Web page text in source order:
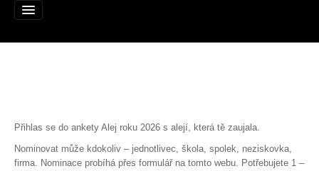
Nominované aleje
Přihlas se do ankety Alej roku 2026 s alejí, která tě zaujala.
Nominovat může kdokoliv – jednotlivec, škola, spolek, neziskovka,
firma. Nominace probíhá přes formulář na tomto webu. Potřebujete 1 –